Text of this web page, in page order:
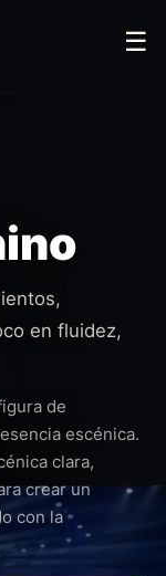
☰
en fluidez,
de
escénica.
clara,
crear un
con la